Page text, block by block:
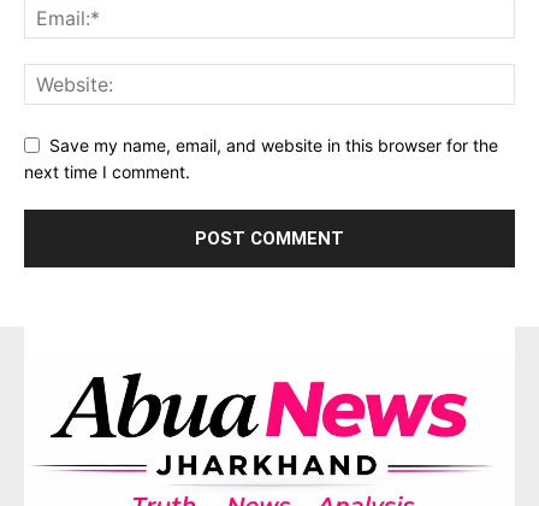
Save my name, email, and website in this browser for the
next time I comment.